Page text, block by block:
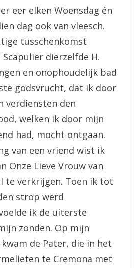
eer elken Woensdag én
dag ook van vleesch.
tusschenkomst
dierzelfde H.
en onophoudelijk bad
godsvrucht, dat ik door
verdiensten den
welken ik door mijn
had, mocht ontgaan.
van een vriend wist ik
Onze Lieve Vrouw van
te verkrijgen. Toen ik tot
strop werd
ik de uiterste
zonden. Op mijn
de Pater, die in het
te Cremona met